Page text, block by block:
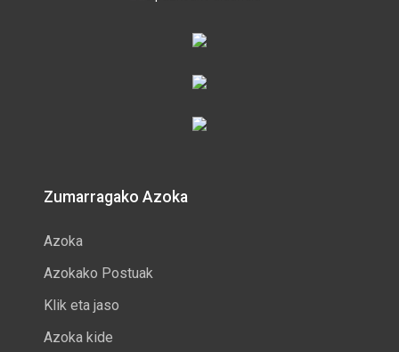
Zumarragako Azoka
Azoka
Azokako Postuak
Klik eta jaso
Azoka kide